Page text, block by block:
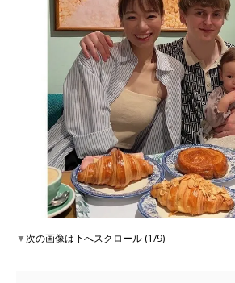
▼次の画像は下へスクロール (1/9)